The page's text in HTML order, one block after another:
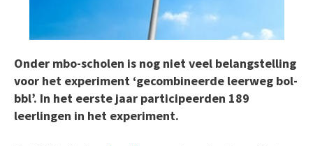
Onder mbo-scholen is nog niet veel belangstelling
voor het experiment ‘gecombineerde leerweg bol-
bbl’. In het eerste jaar participeerden 189
leerlingen in het experiment.